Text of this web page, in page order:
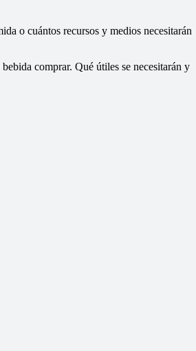
o cuántos recursos y medios necesitarán
comprar. Qué útiles se necesitarán y